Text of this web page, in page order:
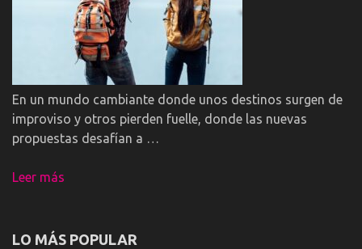
En un mundo cambiante donde unos destinos surgen de
improviso y otros pierden fuelle, donde las nuevas
propuestas desafían a …
Leer más
LO MÁS POPULAR